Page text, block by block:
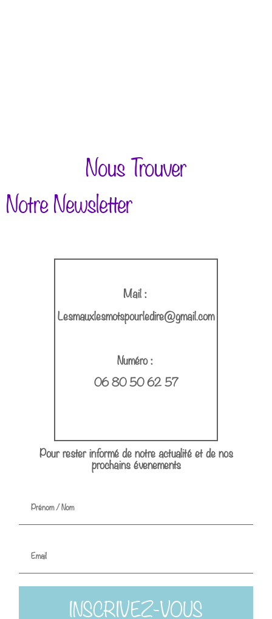
Nous Trouver
Notre Newsletter
Mail :
Lesmauxlesmotspourledire@gmail.com
Numéro :
06 80 50 62 57
Pour rester informé de notre actualité et de nos
prochains évenements
INSCRIVEZ-VOUS